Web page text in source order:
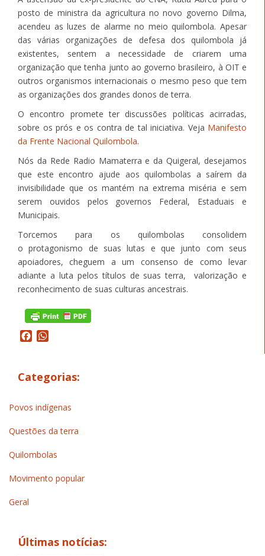
posto de ministra da agricultura no novo governo Dilma,
acendeu as luzes de alarme no meio quilombola. Apesar
das várias organizações de defesa dos quilombola já
existentes, sentem a necessidade de criarem uma
organização que tenha junto ao governo brasileiro, à OIT e
outros organismos internacionais o mesmo peso que tem
as organizações dos grandes donos de terra.
O encontro promete ter discussões políticas acirradas,
sobre os prós e os contra de tal iniciativa. Veja Manifesto
da Frente Nacional Quilombola.
Nós da Rede Radio Mamaterra e da Quigeral, desejamos
que este encontro ajude aos quilombolas a saírem da
invisibilidade que os mantém na extrema miséria e sem
serem ouvidos pelos governos Federal, Estaduais e
Municipais.
Torcemos para os quilombolas consolidem
o protagonismo de suas lutas e que junto com seus
apoiadores, cheguem a um consenso de como levar
adiante a luta pelos títulos de suas terra, valorização e
reconhecimento de suas culturas ancestrais.
Facebook
Categorias:
Povos indígenas
Questões da terra
Quilombolas
Movimento popular
Geral
Últimas notícias: